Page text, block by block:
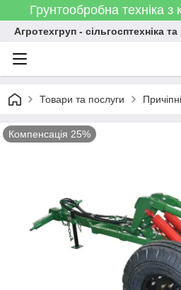
Грунтообробна техніка
Агротехгруп - сільгосптехніка
Товари та послуги
Компенсація 25%